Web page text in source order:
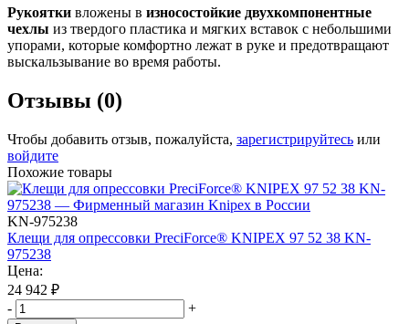
Рукоятки вложены в износостойкие двухкомпонентные
чехлы из твердого пластика и мягких вставок с небольшими
упорами, которые комфортно лежат в руке и предотвращают
выскальзывание во время работы.
Отзывы (0)
Чтобы добавить отзыв, пожалуйста, зарегистрируйтесь или
войдите
Похожие товары
KN-975238
Клещи для опрессовки PreciForce® KNIPEX 97 52 38 KN-
975238
Цена:
24 942 ₽
-
+